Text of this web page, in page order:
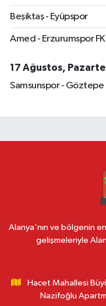
Beşiktaş - Eyüpspor
Amed - Erzurumspor FK
17 Ağustos,
Samsunspor - Göztepe
Alanya'nın ve bölgenin
gelişmeleriyle
Hacet Mahallesi
Nazifoğlu